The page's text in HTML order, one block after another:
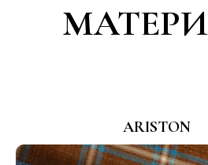
ARISTON